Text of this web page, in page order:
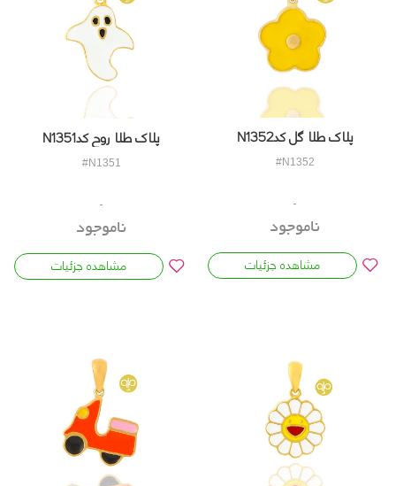
پلاک طلا گل کدN1352
#N1352
ناموجود
مشاهده جزئیات
پلاک طلا روح کدN1351
#N1351
ناموجود
مشاهده جزئیات